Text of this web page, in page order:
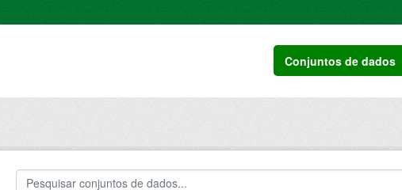
Conjuntos de dados